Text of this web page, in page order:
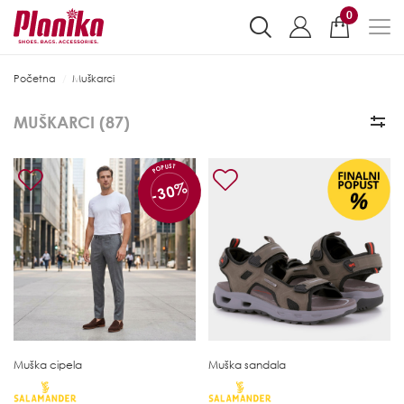
0
Početna Muškarci
MUŠKARCI (87)
POPUST
-30%
Muška cipela Muška sandala